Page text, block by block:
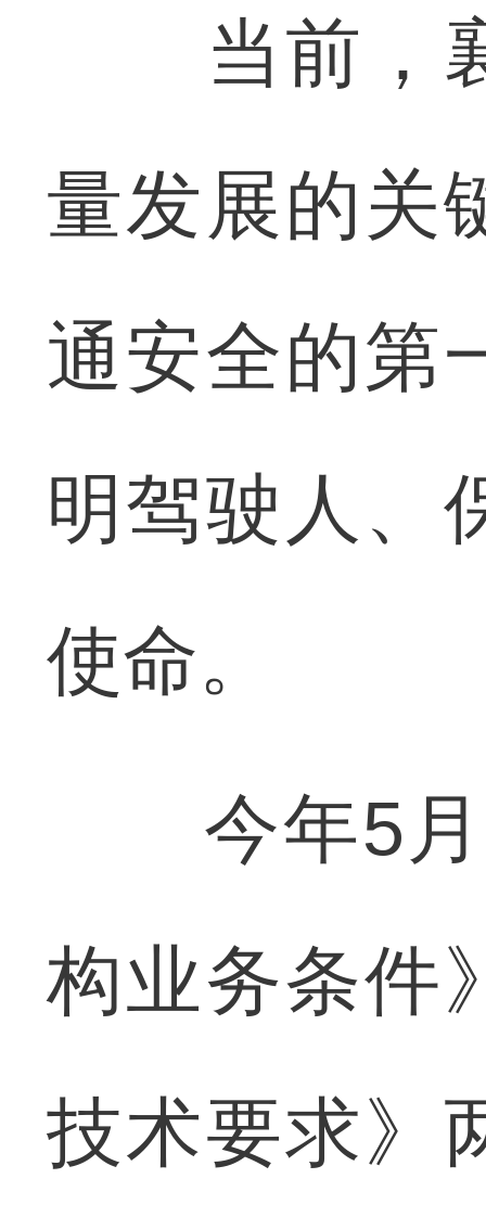
当前，襄
量发展的关
通安全的第
明驾驶人、
使命。
今年5月1
构业务条件
技术要求》